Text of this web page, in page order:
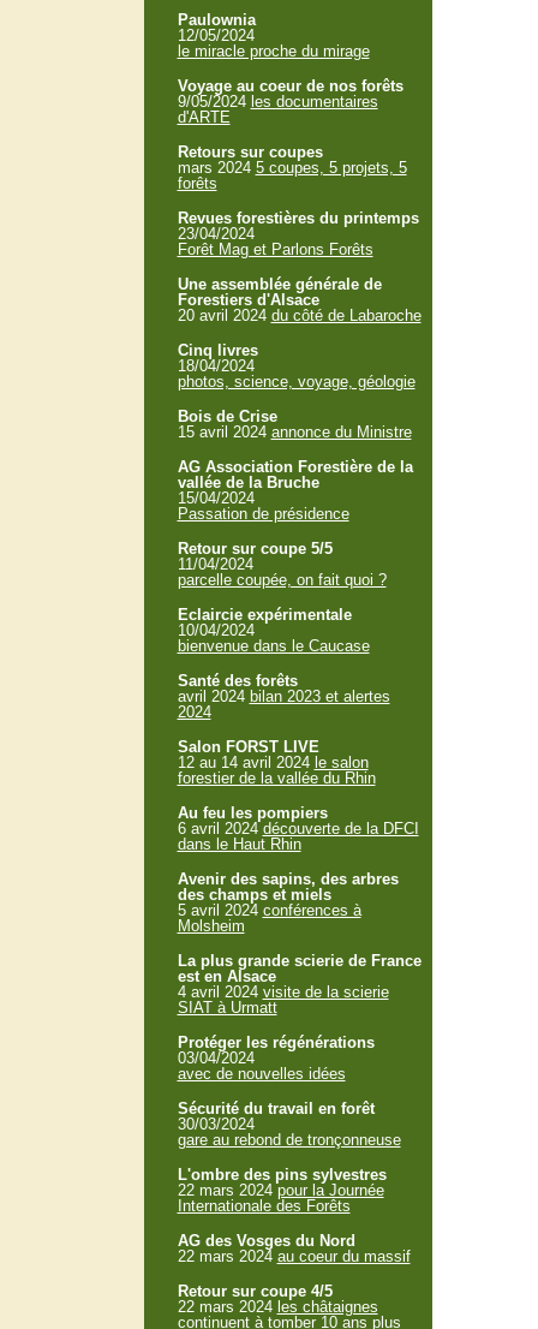
Paulownia
12/05/2024
le miracle proche du mirage
Voyage au coeur de nos forêts
9/05/2024 les documentaires
d'ARTE
Retours sur coupes
mars 2024 5 coupes, 5 projets, 5
forêts
Revues forestières du printemps
23/04/2024
Forêt Mag et Parlons Forêts
Une assemblée générale de
Forestiers d'Alsace
20 avril 2024 du côté de Labaroche
Cinq livres
18/04/2024
photos, science, voyage, géologie
Bois de Crise
15 avril 2024 annonce du Ministre
AG Association Forestière de la
vallée de la Bruche
15/04/2024
Passation de présidence
Retour sur coupe 5/5
11/04/2024
parcelle coupée, on fait quoi ?
Eclaircie expérimentale
10/04/2024
bienvenue dans le Caucase
Santé des forêts
avril 2024 bilan 2023 et alertes
2024
Salon FORST LIVE
12 au 14 avril 2024 le salon
forestier de la vallée du Rhin
Au feu les pompiers
6 avril 2024 découverte de la DFCI
dans le Haut Rhin
Avenir des sapins, des arbres
des champs et miels
5 avril 2024 conférences à
Molsheim
La plus grande scierie de France
est en Alsace
4 avril 2024 visite de la scierie
SIAT à Urmatt
Protéger les régénérations
03/04/2024
avec de nouvelles idées
Sécurité du travail en forêt
30/03/2024
gare au rebond de tronçonneuse
L'ombre des pins sylvestres
22 mars 2024 pour la Journée
Internationale des Forêts
AG des Vosges du Nord
22 mars 2024 au coeur du massif
Retour sur coupe 4/5
22 mars 2024 les châtaignes
continuent à tomber 10 ans plus